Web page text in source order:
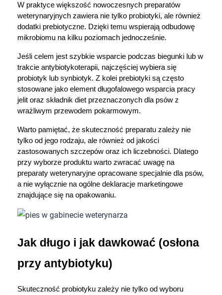
W praktyce większość nowoczesnych preparatów
weterynaryjnych zawiera nie tylko probiotyki, ale również
dodatki prebiotyczne. Dzięki temu wspierają odbudowę
mikrobiomu na kilku poziomach jednocześnie.
Jeśli celem jest szybkie wsparcie podczas biegunki lub w
trakcie antybiotykoterapii, najczęściej wybiera się
probiotyk lub synbiotyk. Z kolei prebiotyki są często
stosowane jako element długofalowego wsparcia pracy
jelit oraz składnik diet przeznaczonych dla psów z
wrażliwym przewodem pokarmowym.
Warto pamiętać, że skuteczność preparatu zależy nie
tylko od jego rodzaju, ale również od jakości
zastosowanych szczepów oraz ich liczebności. Dlatego
przy wyborze produktu warto zwracać uwagę na
preparaty weterynaryjne opracowane specjalnie dla psów,
a nie wyłącznie na ogólne deklaracje marketingowe
znajdujące się na opakowaniu.
Jak długo i jak dawkować (osłona
przy antybiotyku)
Skuteczność probiotyku zależy nie tylko od wyboru